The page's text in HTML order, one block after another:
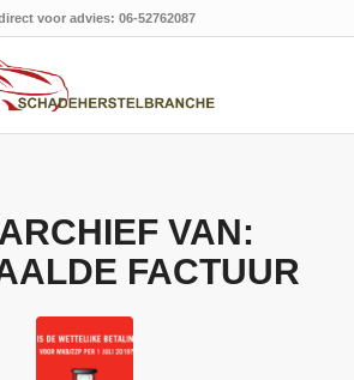
voor advies: 06-52762087
VAN:
FACTUUR